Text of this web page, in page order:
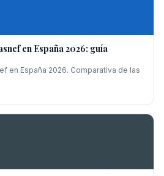
en España 2026: guía
en España 2026. Comparativa de las